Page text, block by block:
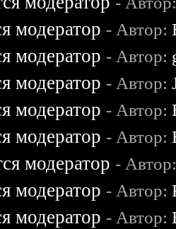
модератор - Автор:
модератор - Автор:
модератор - Автор:
модератор - Автор:
модератор - Автор:
модератор -
модератор - Автор:
модератор - Автор: